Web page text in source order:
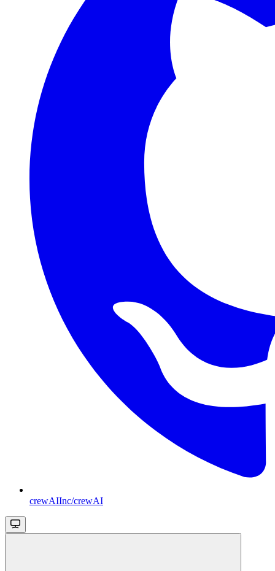
crewAIInc/crewAI